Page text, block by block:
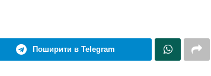
Поширити в Telegram